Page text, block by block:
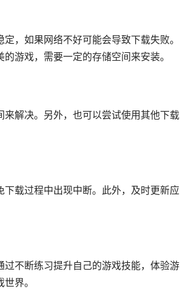
，如果网络不好可能会导致下载失败。
游戏，需要一定的存储空间来安装。
解决。另外，也可以尝试使用其他下载
载过程中出现中断。此外，及时更新应
不断练习提升自己的游戏技能，体验游
界。